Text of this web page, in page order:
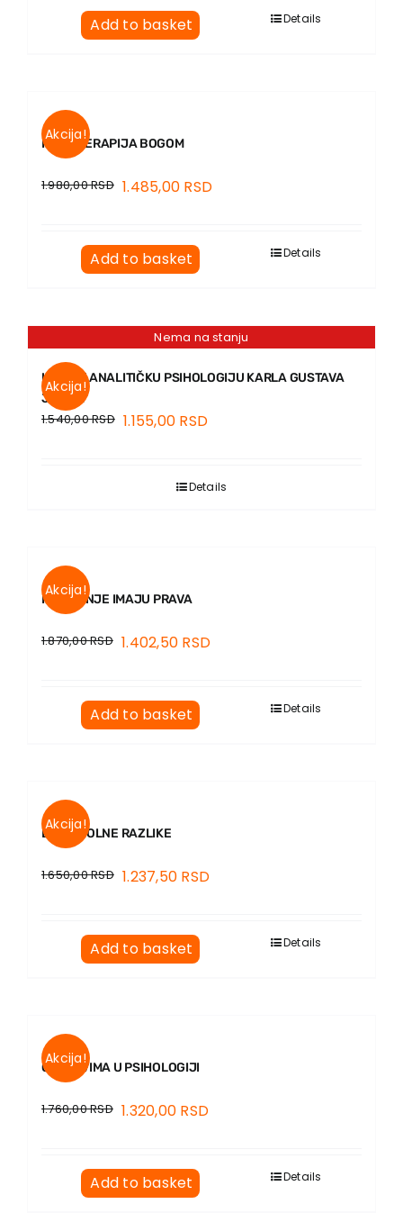
Add to basket Details
Akcija!
PSIHOTERAPIJA BOGOM
1.980,00RSD 1.485,00 RSD
Add to basket Details
Nema na stanju
Akcija!
UVOD U ANALITIČKU PSIHOLOGIJU KARLA GUSTAVA
JUNGA
1.540,00RSD 1.155,00 RSD
Details
Akcija!
I ŽIVOTINJE IMAJU PRAVA
1.870,00RSD 1.402,50 RSD
Add to basket Details
Akcija!
ETIKA POLNE RAZLIKE
1.650,00RSD 1.237,50 RSD
Add to basket Details
Akcija!
O MITOVIMA U PSIHOLOGIJI
1.760,00RSD 1.320,00 RSD
Add to basket Details